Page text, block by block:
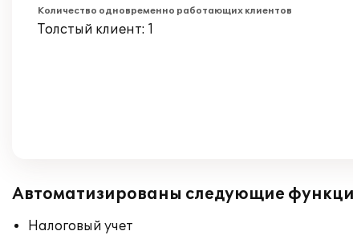
Количество одновременно работающих клиентов
Толстый клиент: 1
Автоматизированы следующие
Налоговый учет